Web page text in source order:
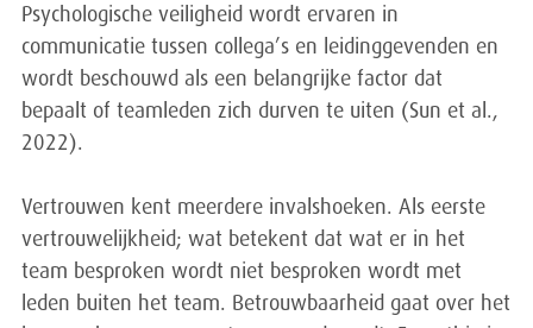
Psychologische veiligheid wordt ervaren in
communicatie tussen collega’s en leidinggevenden en
wordt beschouwd als een belangrijke factor dat
bepaalt of teamleden zich durven te uiten (Sun et al.,
2022).
Vertrouwen kent meerdere invalshoeken. Als eerste
vertrouwelijkheid; wat betekent dat wat er in het
team besproken wordt niet besproken wordt met
leden buiten het team. Betrouwbaarheid gaat over het